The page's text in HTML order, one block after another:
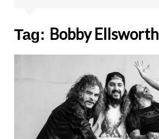
Tag: Bobby Ellsworth